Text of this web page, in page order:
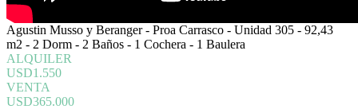
Agustin Musso y Beranger - Proa Carrasco - Unidad 305 - 92,43
m2 - 2 Dorm - 2 Baños - 1 Cochera - 1 Baulera
ALQUILER
USD1.550
VENTA
USD365.000